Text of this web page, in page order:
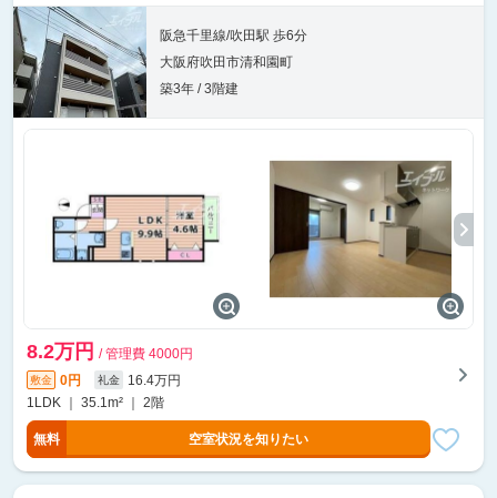
阪急千里線/吹田駅 歩6分
大阪府吹田市清和園町
築3年 / 3階建
8.2万円 / 管理費 4000円
敷金 0円 礼金
16.4万円
1LDK ｜ 35.1m² ｜ 2階
無料 空室状況を知りたい